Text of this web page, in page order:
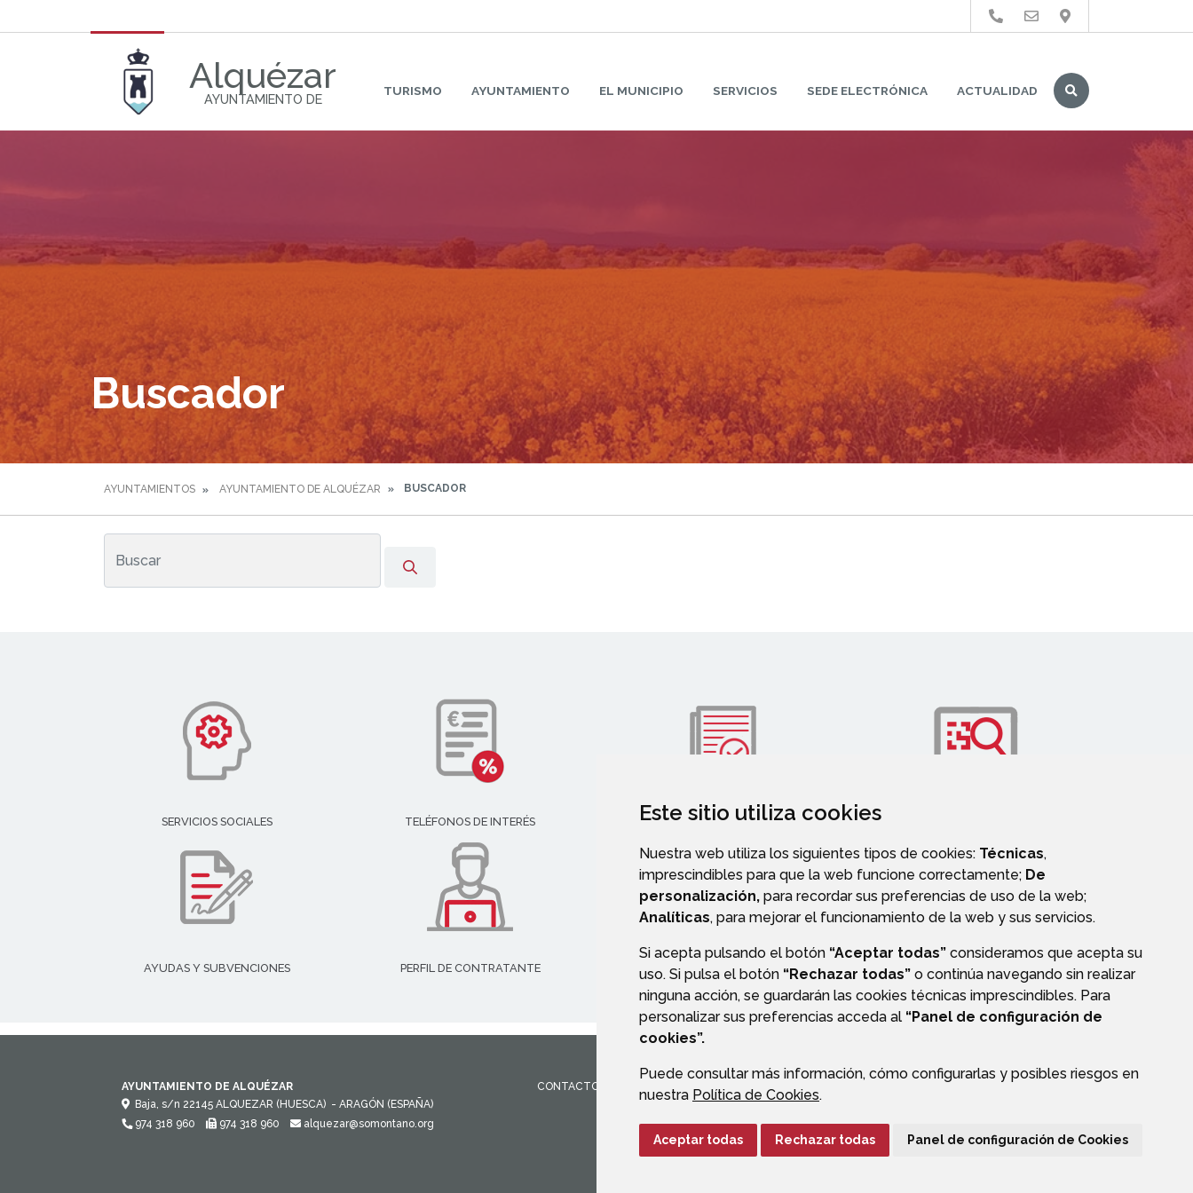
Este sitio utiliza cookies
Nuestra web utiliza los siguientes tipos de cookies: Técnicas,
imprescindibles para que la web funcione correctamente; De
personalización, para recordar sus preferencias de uso de la web;
Analíticas, para mejorar el funcionamiento de la web y sus servicios.
Si acepta pulsando el botón “Aceptar todas” consideramos que acepta su
uso. Si pulsa el botón “Rechazar todas” o continúa navegando sin realizar
ninguna acción, se guardarán las cookies técnicas imprescindibles. Para
personalizar sus preferencias acceda al “Panel de configuración de
cookies”.
Puede consultar más información, cómo configurarlas y posibles riesgos en
nuestra Política de Cookies.
Aceptar todas Rechazar todas Panel de configuración de Cookies
Alquézar
AYUNTAMIENTO DE
TURISMO AYUNTAMIENTO EL MUNICIPIO SERVICIOS SEDE ELECTRÓNICA ACTUALIDAD
Buscar
Buscador
AYUNTAMIENTOS AYUNTAMIENTO DE ALQUÉZAR BUSCADOR
SERVICIOS SOCIALES TELÉFONOS DE INTERÉS VALIDACIÓN DE DOCUMENTOS
AYUDAS Y SUBVENCIONES PERFIL DE CONTRATANTE
AYUNTAMIENTO DE ALQUÉZAR
Baja, s/n 22145 ALQUEZAR (HUESCA) - ARAGÓN (ESPAÑA)
974 318 960
974 318 960 alquezar@somontano.org
CONTACTO AVISO LEGAL PROTECCIÓN DE DATOS